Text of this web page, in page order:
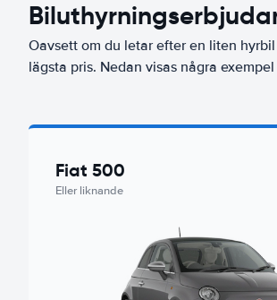
Oavsett om du letar efter en liten
lägsta pris. Nedan visas några
Fiat 500
Eller liknande